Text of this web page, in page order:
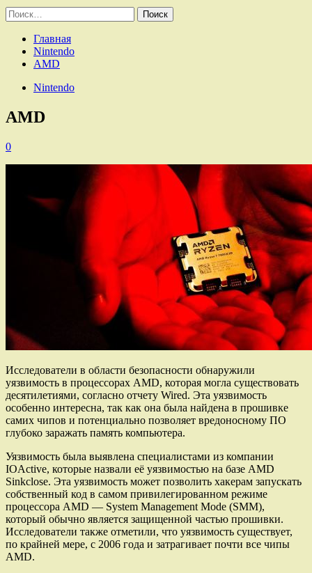
Найти:
Главная
Nintendo
AMD
Nintendo
AMD
0
Исследователи в области безопасности обнаружили
уязвимость в процессорах AMD, которая могла существовать
десятилетиями, согласно отчету Wired. Эта уязвимость
особенно интересна, так как она была найдена в прошивке
самих чипов и потенциально позволяет вредоносному ПО
глубоко заражать память компьютера.
Уязвимость была выявлена специалистами из компании
IOActive, которые назвали её уязвимостью на базе AMD
Sinkclose. Эта уязвимость может позволить хакерам запускать
собственный код в самом привилегированном режиме
процессора AMD — System Management Mode (SMM),
который обычно является защищенной частью прошивки.
Исследователи также отметили, что уязвимость существует,
по крайней мере, с 2006 года и затрагивает почти все чипы
AMD.